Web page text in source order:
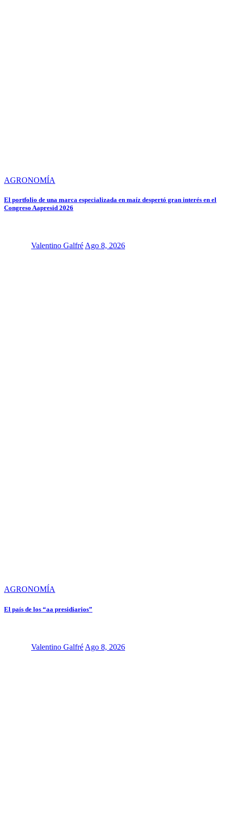
AGRONOMÍA
El portfolio de una marca especializada en maíz despertó gran interés en el
Congreso Aapresid 2026
Valentino GalfréAgo 8, 2026
AGRONOMÍA
El país de los “aa presidiarios”
Valentino Galfré Ago 8, 2026